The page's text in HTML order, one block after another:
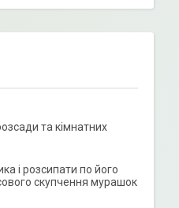
та кімнатних
і розсипати по його
скупчення мурашок